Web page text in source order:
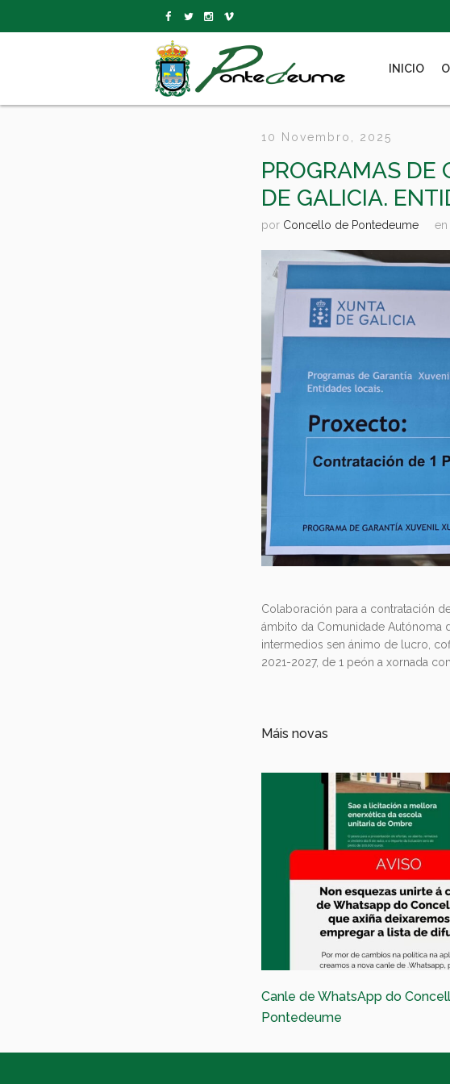
INICIO
10 Novembro, 2025
PROGRAMAS DE
DE GALICIA.
por Concello de Pontedeume en
Colaboración para a contratación
ámbito da Comunidade Autónoma
intermedios sen ánimo de lucro,
2021-2027, de 1 peón a xornada
Máis novas
Canle de WhatsApp do
Pontedeume